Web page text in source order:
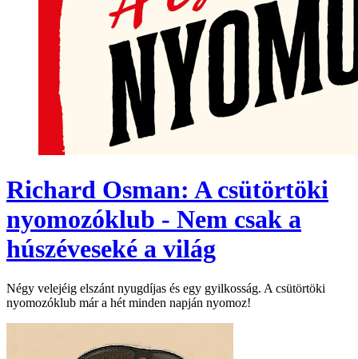
Richard Osman: A csütörtöki
nyomozóklub - Nem csak a
húszéveseké a világ
Négy velejéig elszánt nyugdíjas és egy gyilkosság. A csütörtöki
nyomozóklub már a hét minden napján nyomoz!